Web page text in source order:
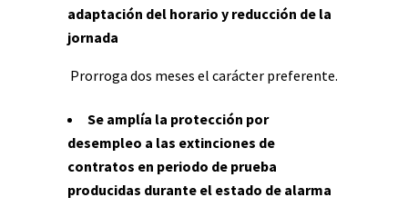
adaptación del horario y reducción de la
jornada
Prorroga dos meses el carácter preferente.
Se amplía la protección por
desempleo a las extinciones de
contratos en periodo de prueba
producidas durante el estado de alarma